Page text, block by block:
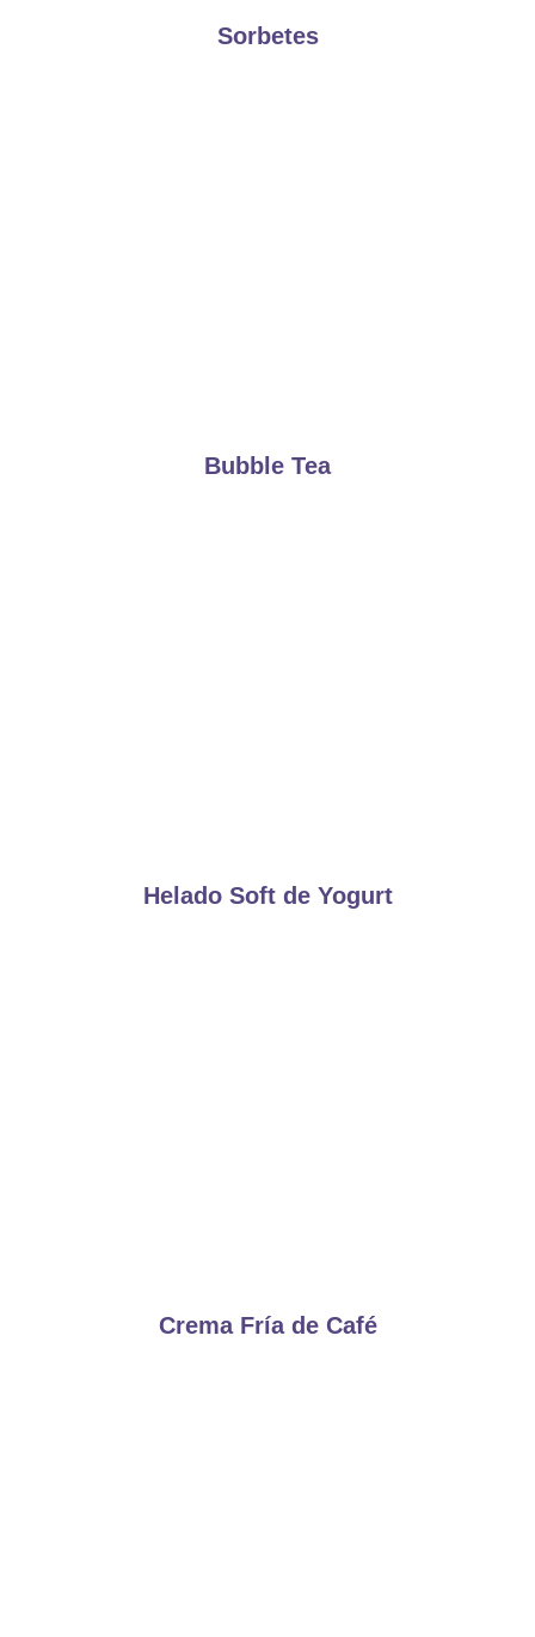
Sorbetes
Bubble Tea
Helado Soft de Yogurt
Crema Fría de Café